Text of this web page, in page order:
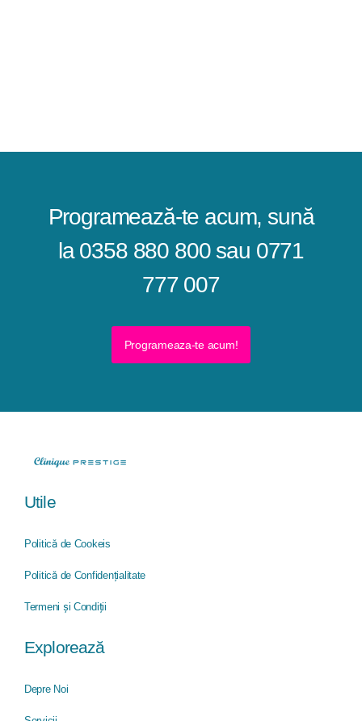
Programează-te acum, sună
la 0358 880 800 sau 0771
777 007
Programeaza-te acum!
Utile
Politică de Cookeis
Politică de Confidențialitate
Termeni și Condiții
Explorează​
Depre Noi